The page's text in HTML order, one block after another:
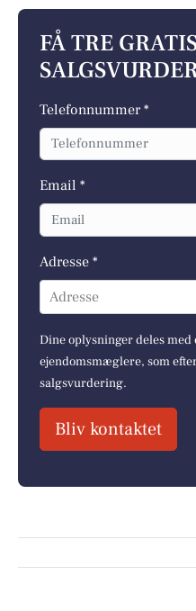
FÅ TRE
Telefonnummer *
Email *
Adresse *
Adresse
Dine oplysninger deles med
ejendomsmæglere, som
salgsvurdering.
Bliv kontaktet